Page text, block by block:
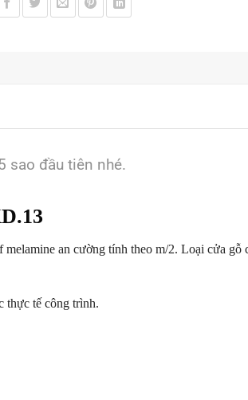
sao đầu tiên nhé.
an cường tính theo m/2. Loại cửa gỗ
thực tế công trình.